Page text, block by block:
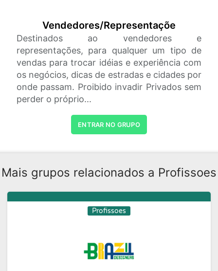
Vendedores/Representaçõe
Destinados ao vendedores e
representações, para qualquer um tipo de
vendas para trocar idéias e experiência com
os negócios, dicas de estradas e cidades por
onde passam. Proibido invadir Privados sem
perder o próprio...
ENTRAR NO GRUPO
Mais grupos relacionados a Profissoes
Profissoes